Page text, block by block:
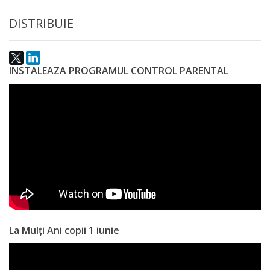
Anticorupție
Știri
și
Evenimente
Legislație
Legislație
DISTRIBUIE
INSTALEAZA PROGRAMUL CONTROL PARENTAL
La Mulți Ani copii 1 iunie